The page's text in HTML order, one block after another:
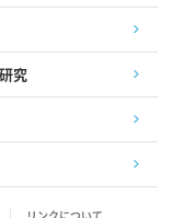
究